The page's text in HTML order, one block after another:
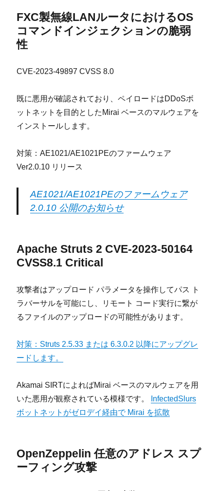
FXC製無線LANルータにおけるOS
コマンドインジェクションの脆弱
性
CVE-2023-49897 CVSS 8.0
既に悪用が確認されており、ペイロードはDDoSボ
ットネットを目的としたMirai ベースのマルウェアを
インストールします。
対策：AE1021/AE1021PEのファームウェア
Ver2.0.10 リリース
AE1021/AE1021PEのファームウェア
2.0.10 公開のお知らせ
Apache Struts 2 CVE-2023-50164
CVSS8.1 Critical
攻撃者はアップロード パラメータを操作してパス ト
ラバーサルを可能にし、リモート コード実行に繋が
るファイルのアップロードの可能性があります。
対策：Struts 2.5.33 または 6.3.0.2 以降にアップグレ
ードします。
Akamai SIRTによればMirai ベースのマルウェアを用
いた悪用が観察されている模様です。
InfectedSlurs
ボットネットがゼロデイ経由で Mirai を拡散
OpenZeppelin 任意のアドレス スプ
ーフィング攻撃